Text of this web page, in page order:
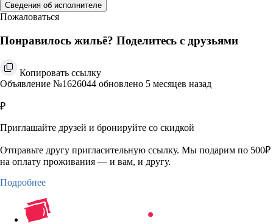
Сведения об исполнителе
Пожаловаться
Понравилось жильё? Поделитесь с друзьями
Копировать ссылку
Объявление №1626044 обновлено 5 месяцев назад
₽
Приглашайте друзей и бронируйте со скидкой
Отправьте другу пригласительную ссылку. Мы подарим по 500₽
на оплату проживания — и вам, и другу.
Подробнее